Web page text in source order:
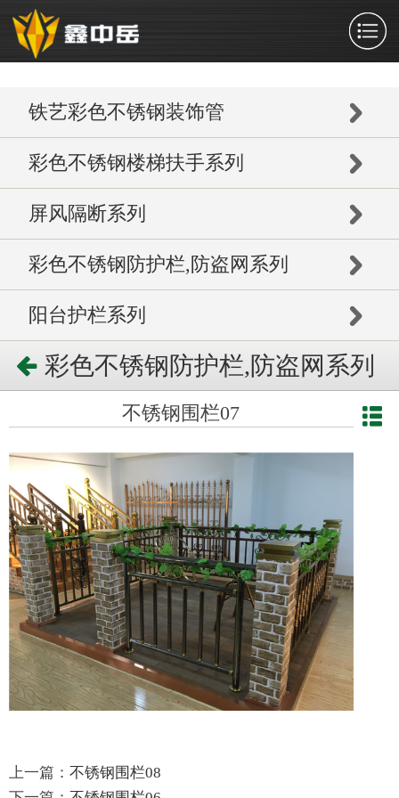
铁艺彩色不锈钢装饰管
彩色不锈钢楼梯扶手系列
屏风隔断系列
彩色不锈钢防护栏,防盗网系列
阳台护栏系列
彩色不锈钢防护栏,防盗网系列
不锈钢围栏07
上一篇： 不锈钢围栏08